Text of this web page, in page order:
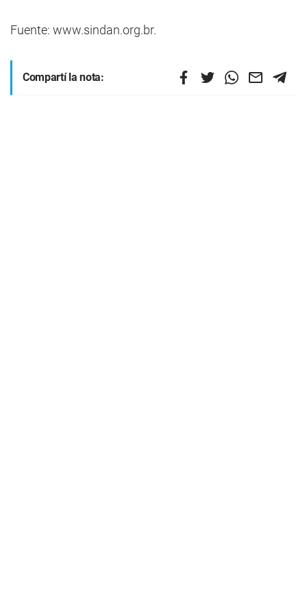
Fuente: www.sindan.org.br.
Compartí la nota: